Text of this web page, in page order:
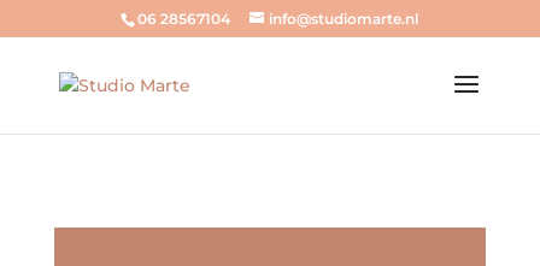
06 28567104 info@studiomarte.nl